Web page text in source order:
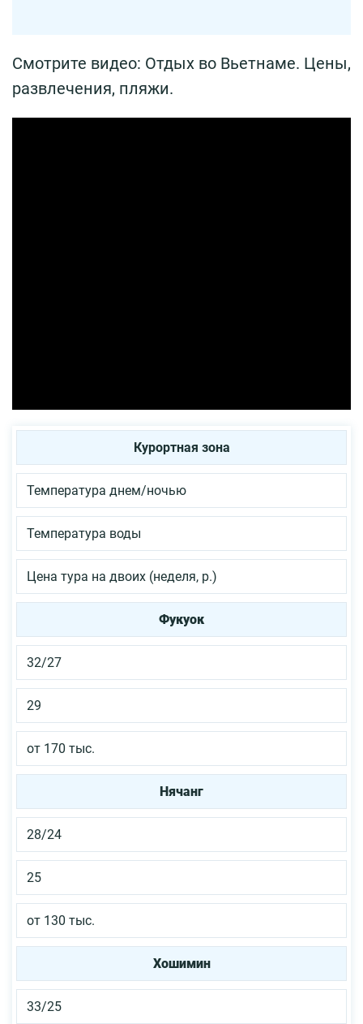
Смотрите видео: Отдых во Вьетнаме. Цены,
развлечения, пляжи.
Курортная зона
Температура днем/ночью
Температура воды
Цена тура на двоих (неделя, р.)
Фукуок
32/27
29
от 170 тыс.
Нячанг
28/24
25
от 130 тыс.
Хошимин
33/25